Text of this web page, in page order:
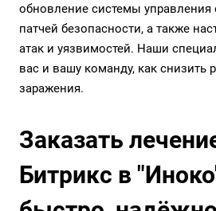
обновление системы управления
патчей безопасности, а также
атак и уязвимостей. Наши
вас и вашу команду, как снизить
заражения.
Заказать
Битрикс в